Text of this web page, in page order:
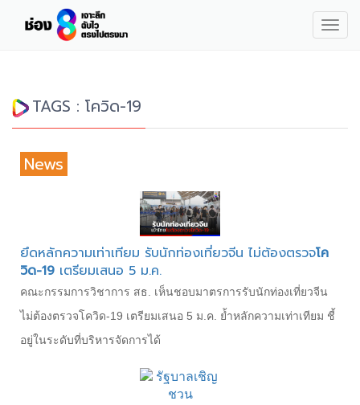
TAGS : โควิด-19
News
ยึดหลักความเท่าเทียม รับนักท่องเที่ยวจีน ไม่ต้องตรวจโค
วิด-19 เตรียมเสนอ 5 ม.ค.
คณะกรรมการวิชาการ สธ. เห็นชอบมาตรการรับนักท่องเที่ยวจีน
ไม่ต้องตรวจโควิด-19 เตรียมเสนอ 5 ม.ค. ย้ำหลักความเท่าเทียม ชี้
อยู่ในระดับที่บริหารจัดการได้